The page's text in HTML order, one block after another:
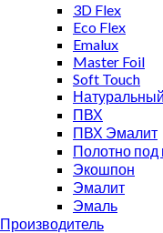
3D Flex
Eco Flex
Emalux
Master Foil
Soft Touch
ПВХ
ПВХ Эмалит
Полотно под
Экошпон
Эмалит
Эмаль
Производитель